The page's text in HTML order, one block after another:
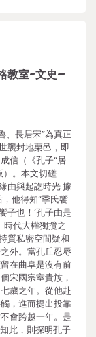
教室-文史–
、長居宋”為真正
襲封地栗邑，即
信（《孔子“居
）。本文切磋
由與起訖時光 據
，他得知“季氏饗
子也！’孔子由是
時代大權獨攬之
質私密空間疑和
外。當孔丘忍辱
在曲阜是沒有前
宋國宗室貴族，
歲之年。從他赴
，進而提出投靠
會跨越一年。是
此，則探明孔子